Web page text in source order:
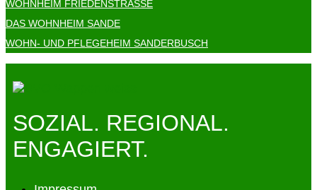
WOHNHEIM FRIEDENSTRASSE
DAS WOHNHEIM SANDE
WOHN- UND PFLEGEHEIM SANDERBUSCH
SOZIAL. REGIONAL.
ENGAGIERT.